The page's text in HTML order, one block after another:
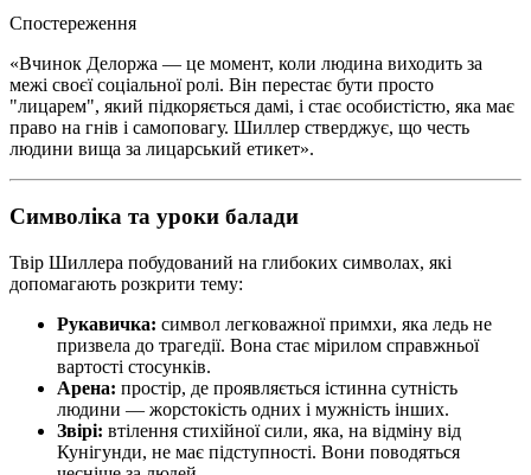
Спостереження
«Вчинок Делоржа — це момент, коли людина виходить за
межі своєї соціальної ролі. Він перестає бути просто
"лицарем", який підкоряється дамі, і стає особистістю, яка має
право на гнів і самоповагу. Шиллер стверджує, що честь
людини вища за лицарський етикет».
Символіка та уроки балади
Твір Шиллера побудований на глибоких символах, які
допомагають розкрити тему:
Рукавичка: символ легковажної примхи, яка ледь не
призвела до трагедії. Вона стає мірилом справжньої
вартості стосунків.
Арена: простір, де проявляється істинна сутність
людини — жорстокість одних і мужність інших.
Звірі: втілення стихійної сили, яка, на відміну від
Кунігунди, не має підступності. Вони поводяться